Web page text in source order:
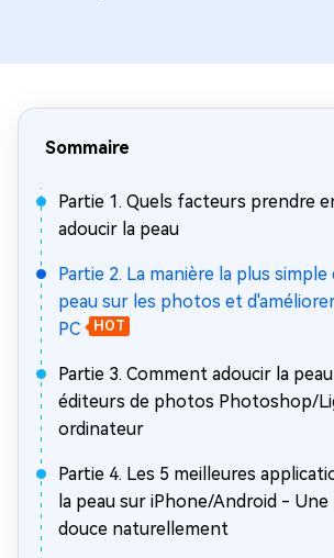
Sommaire
Partie 1. Quels facteurs prendre
adoucir la peau
Partie 2. La manière la plus simple
peau sur les photos et
PC
HOT
Partie 3. Comment adoucir la
éditeurs de photos Photoshop/
ordinateur
Partie 4. Les 5 meilleures
la peau sur iPhone/Android -
douce naturellement